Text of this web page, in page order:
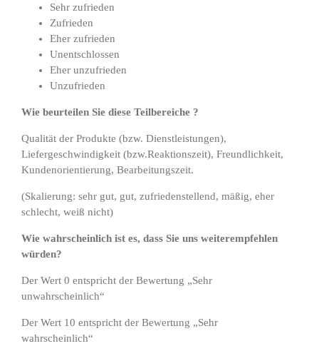
Sehr zufrieden
Zufrieden
Eher zufrieden
Unentschlossen
Eher unzufrieden
Unzufrieden
Wie beurteilen Sie diese Teilbereiche ?
Qualität der Produkte (bzw. Dienstleistungen),
Liefergeschwindigkeit (bzw.Reaktionszeit), Freundlichkeit,
Kundenorientierung, Bearbeitungszeit.
(Skalierung: sehr gut, gut, zufriedenstellend, mäßig, eher
schlecht, weiß nicht)
Wie wahrscheinlich ist es, dass Sie uns weiterempfehlen
würden?
Der Wert 0 entspricht der Bewertung „Sehr
unwahrscheinlich“
Der Wert 10 entspricht der Bewertung „Sehr
wahrscheinlich“